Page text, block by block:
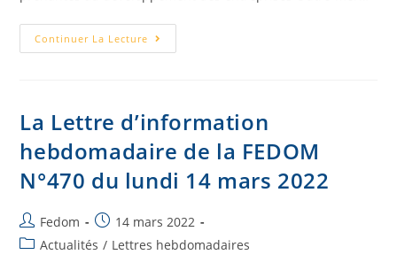
Continuer La Lecture
La Lettre d’information
hebdomadaire de la FEDOM
N°470 du lundi 14 mars 2022
Fedom
14 mars 2022
Actualités / Lettres hebdomadaires